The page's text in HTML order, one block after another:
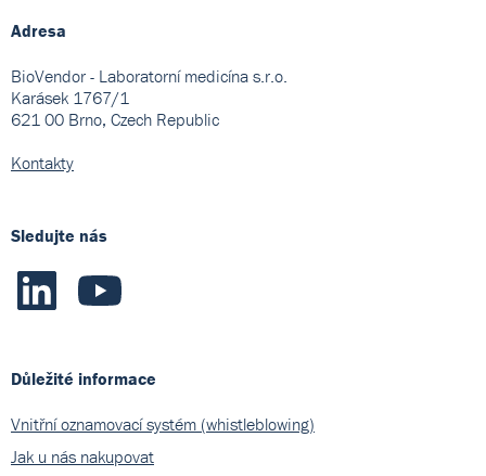
Adresa
BioVendor - Laboratorní medicína s.r.o.
Karásek 1767/1
621 00 Brno, Czech Republic
Kontakty
Sledujte nás
Důležité informace
Vnitřní oznamovací systém (whistleblowing)
Jak u nás nakupovat